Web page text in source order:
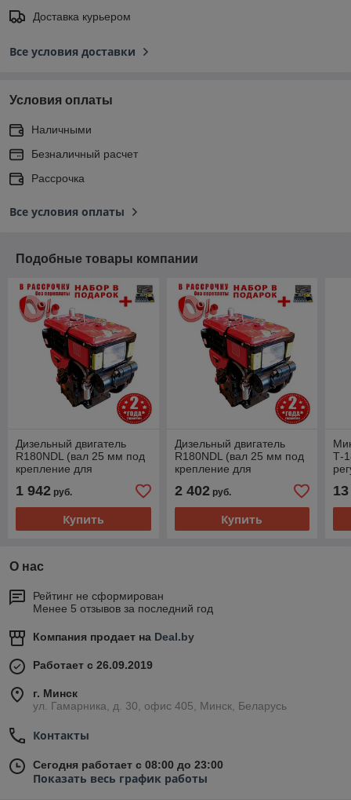
Доставка курьером
Все условия доставки
Условия оплаты
Наличными
Безналичный расчет
Рассрочка
Все условия оплаты
Подобные товары компании
Дизельный двигатель
R180NDL (вал 25 мм под
крепление для
минитракторов) 10,5 л.с
1 942 руб.
Купить
Дизельный двигатель
R180NDL (вал 25 мм под
крепление для
электростартом) 10,5 л.с
2 402руб.
Купить
Т-
О нас
Рейтинг не сформирован
Менее 5 отзывов за последний год
Компания продает на Deal.by
Работает с 26.09.2019
г. Минск
ул. Гамарника, д. 30, офис 405, Минск, Беларусь
Контакты
Сегодня работает с 08:00 до 23:00
Показать весь график работы